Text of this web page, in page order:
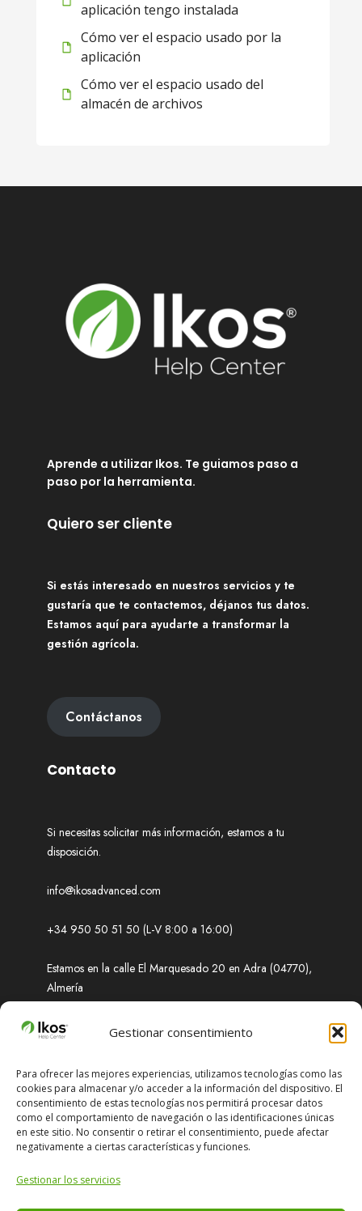
Gestionar consentimiento
Para ofrecer las mejores experiencias, utilizamos tecnologías como las
cookies para almacenar y/o acceder a la información del dispositivo. El
consentimiento de estas tecnologías nos permitirá procesar datos
como el comportamiento de navegación o las identificaciones únicas
en este sitio. No consentir o retirar el consentimiento, puede afectar
negativamente a ciertas características y funciones.
Gestionar los servicios
aplicación tengo instalada
Cómo ver el espacio usado por la
aplicación
Cómo ver el espacio usado del
almacén de archivos
Aprende a utilizar Ikos. Te guiamos paso a
paso por la herramienta.
Quiero ser cliente
Si estás interesado en nuestros servicios y te
gustaría que te contactemos, déjanos tus datos.
Estamos aquí para ayudarte a transformar la
gestión agrícola.
Contáctanos
Contacto
Si necesitas solicitar más información, estamos a tu
disposición.
info@ikosadvanced.com
+34 950 50 51 50 (L-V 8:00 a 16:00)
Estamos en la calle El Marquesado 20 en Adra (04770),
Almería
Soporte
¿Necesitas ayuda? Obtenga soluciones rápidas a
cualquier problema que enfrente.
support@ikosadvanced.com
+34 651 674 870 (L-V 8:00 a 16:00)